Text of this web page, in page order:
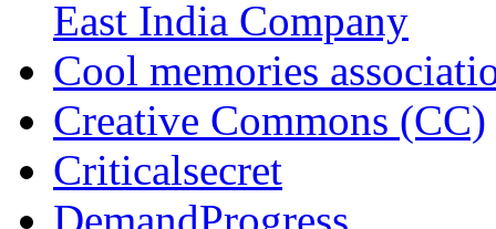
East India Company
Cool memories
Creative Commons (CC)
Criticalsecret